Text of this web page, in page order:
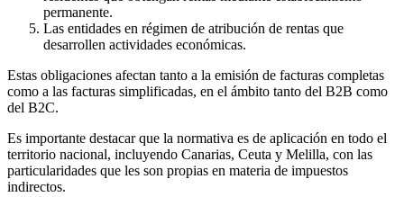
permanente.
Las entidades en régimen de atribución de rentas que
desarrollen actividades económicas.
Estas obligaciones afectan tanto a la emisión de facturas completas
como a las facturas simplificadas, en el ámbito tanto del B2B como
del B2C.
Es importante destacar que la normativa es de aplicación en todo el
territorio nacional, incluyendo Canarias, Ceuta y Melilla, con las
particularidades que les son propias en materia de impuestos
indirectos.